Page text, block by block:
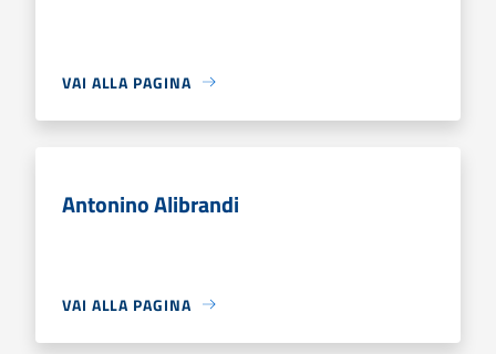
VAI ALLA PAGINA
Antonino Alibrandi
VAI ALLA PAGINA